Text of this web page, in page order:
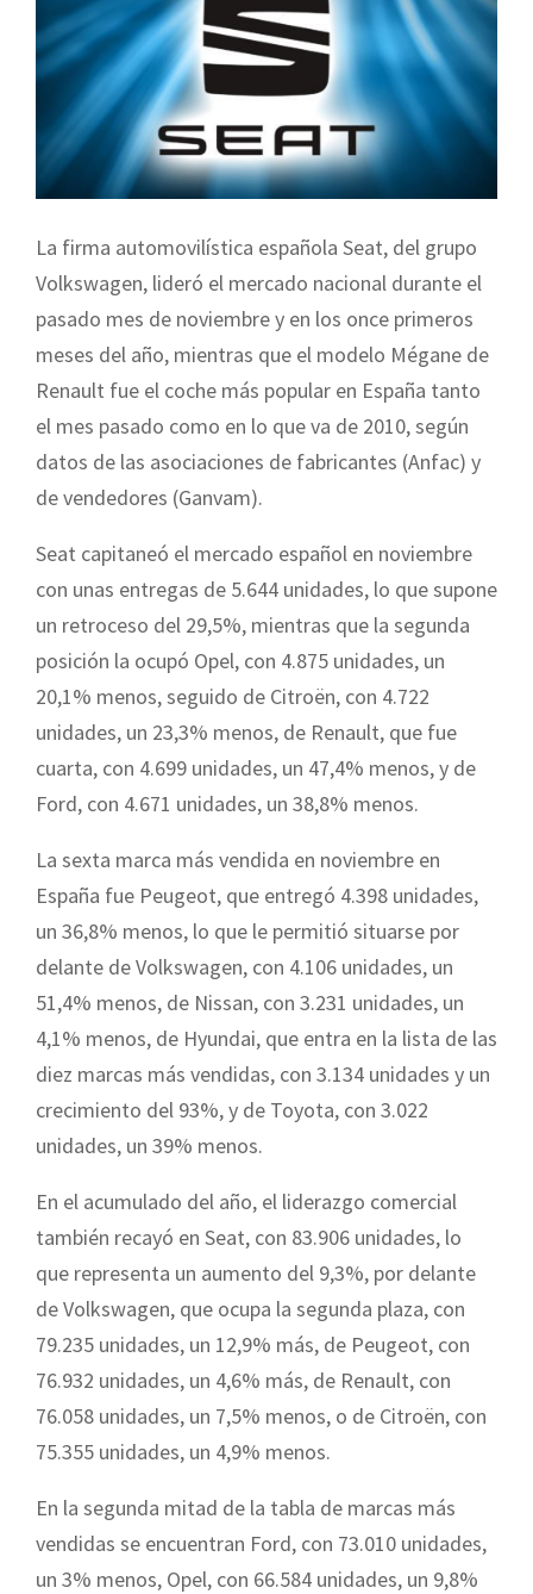
La firma automovilística española Seat, del grupo
Volkswagen, lideró el mercado nacional durante el
pasado mes de noviembre y en los once primeros
meses del año, mientras que el modelo Mégane de
Renault fue el coche más popular en España tanto
el mes pasado como en lo que va de 2010, según
datos de las asociaciones de fabricantes (Anfac) y
de vendedores (Ganvam).
Seat capitaneó el mercado español en noviembre
con unas entregas de 5.644 unidades, lo que supone
un retroceso del 29,5%, mientras que la segunda
posición la ocupó Opel, con 4.875 unidades, un
20,1% menos, seguido de Citroën, con 4.722
unidades, un 23,3% menos, de Renault, que fue
cuarta, con 4.699 unidades, un 47,4% menos, y de
Ford, con 4.671 unidades, un 38,8% menos.
La sexta marca más vendida en noviembre en
España fue Peugeot, que entregó 4.398 unidades,
un 36,8% menos, lo que le permitió situarse por
delante de Volkswagen, con 4.106 unidades, un
51,4% menos, de Nissan, con 3.231 unidades, un
4,1% menos, de Hyundai, que entra en la lista de las
diez marcas más vendidas, con 3.134 unidades y un
crecimiento del 93%, y de Toyota, con 3.022
unidades, un 39% menos.
En el acumulado del año, el liderazgo comercial
también recayó en Seat, con 83.906 unidades, lo
que representa un aumento del 9,3%, por delante
de Volkswagen, que ocupa la segunda plaza, con
79.235 unidades, un 12,9% más, de Peugeot, con
76.932 unidades, un 4,6% más, de Renault, con
76.058 unidades, un 7,5% menos, o de Citroën, con
75.355 unidades, un 4,9% menos.
En la segunda mitad de la tabla de marcas más
vendidas se encuentran Ford, con 73.010 unidades,
un 3% menos, Opel, con 66.584 unidades, un 9,8%